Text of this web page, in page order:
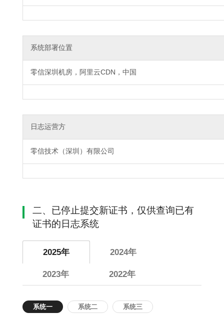
系统部署位置
零信深圳机房，阿里云CDN，中国
日志运营方
零信技术（深圳）有限公司
二、已停止提交新证书，仅供查询已有
证书的日志系统
2025年 2024年
2023年 2022年
系统一 系统二 系统三